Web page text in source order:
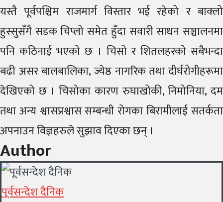
यस्तै पूर्वपश्चिम राजमार्ग विस्तार भई रहेको र बाक्लो
हुस्सुसँगै सडक चिप्लो समेत हुँदा सवारी साधन सञ्चालनमा
पनि कठिनाई भएको छ । चिसो र शितलहरको सबैभन्दा
बढी असर बालबालिका, ज्येष्ठ नागरिक तथा दीर्घरोगीहरूमा
देखिएको छ । चिसोका कारण रुघाखोकी, निमोनिया, दम
तथा अन्य श्वासप्रश्वास सम्बन्धी रोगका बिरामीलाई सतर्कता
अपनाउन विज्ञहरुले सुझाव दिएका छन् ।
Author
पूर्वसन्देश दैनिक